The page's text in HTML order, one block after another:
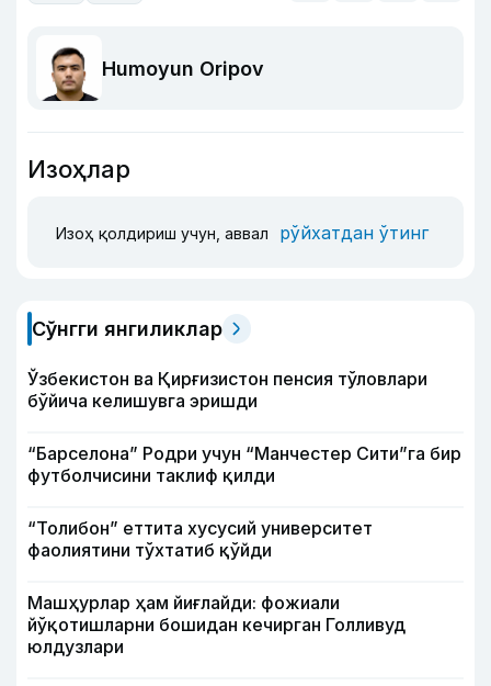
Humoyun Oripov
Изоҳлар
Изоҳ қолдириш учун, аввал рўйхатдан ўтинг
Сўнгги янгиликлар
Ўзбекистон ва Қирғизистон пенсия тўловлари
бўйича келишувга эришди
“Барселона” Родри учун “Манчестер Сити”га бир
футболчисини таклиф қилди
“Толибон” еттита хусусий университет
фаолиятини тўхтатиб қўйди
Машҳурлар ҳам йиғлайди: фожиали
йўқотишларни бошидан кечирган Голливуд
юлдузлари